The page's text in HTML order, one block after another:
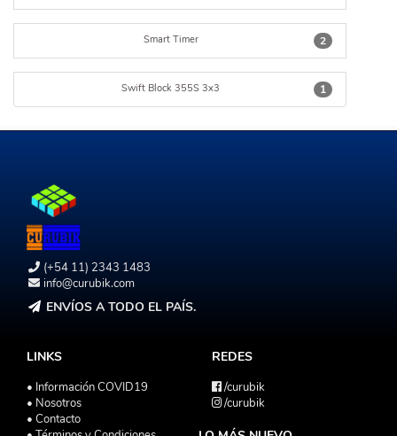
2
Smart Timer
1
Swift Block 355S 3x3
(+54 11) 2343 1483
info@curubik.com
ENVÍOS A TODO EL PAÍS.
LINKS
• Información COVID19
• Nosotros
• Contacto
REDES
/curubik
/curubik